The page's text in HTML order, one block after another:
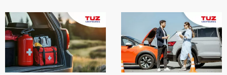
zarówno wśród kierowców
szukających nowych aut, jak i
sprawdzonych modeli
używanych.